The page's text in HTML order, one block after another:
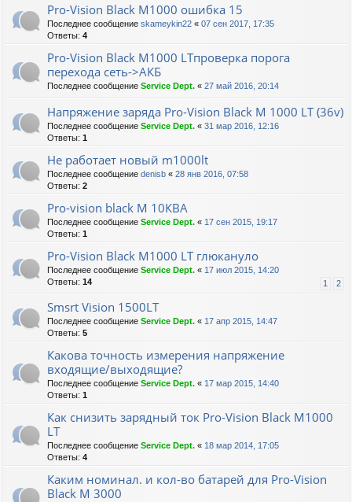
Pro-Vision Black M1000 ошибка 15
Последнее сообщение skameykin22 « 07 сен 2017, 17:35
Ответы: 4
Pro-Vision Black M1000 LTпроверка порога
перехода сеть->АКБ
Последнее сообщение Service Dept. « 27 май 2016, 20:14
Напряжение заряда Pro-Vision Black M 1000 LT (36v)
Последнее сообщение Service Dept. « 31 мар 2016, 12:16
Ответы: 1
Не работает новый m1000lt
Последнее сообщение denisb « 28 янв 2016, 07:58
Ответы: 2
Pro-vision black M 10КВА
Последнее сообщение Service Dept. « 17 сен 2015, 19:17
Ответы: 1
Pro-Vision Black M1000 LT глюкануло
Последнее сообщение Service Dept. « 17 июл 2015, 14:20
Ответы: 14 1 2
Smsrt Vision 1500LT
Последнее сообщение Service Dept. « 17 апр 2015, 14:47
Ответы: 5
Какова точность измерения напряжение
входящие/выходящие?
Последнее сообщение Service Dept. « 17 мар 2015, 14:40
Ответы: 1
Как снизить зарядный ток Pro-Vision Black M1000
LT
Последнее сообщение Service Dept. « 18 мар 2014, 17:05
Ответы: 4
Каким номинал. и кол-во батарей для Pro-Vision
Black M 3000